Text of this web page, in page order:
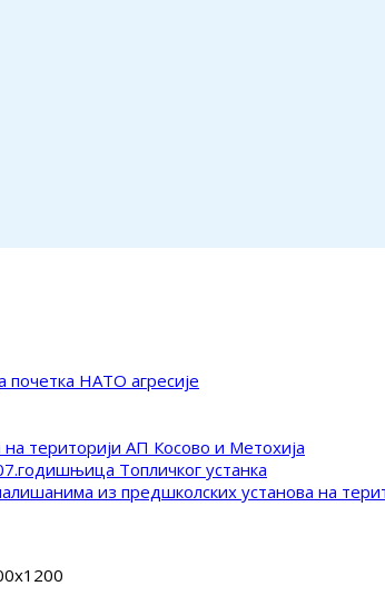
НАТО агресије
територији АП Косово и Метохија
Топличког устанка
из предшколских установа на